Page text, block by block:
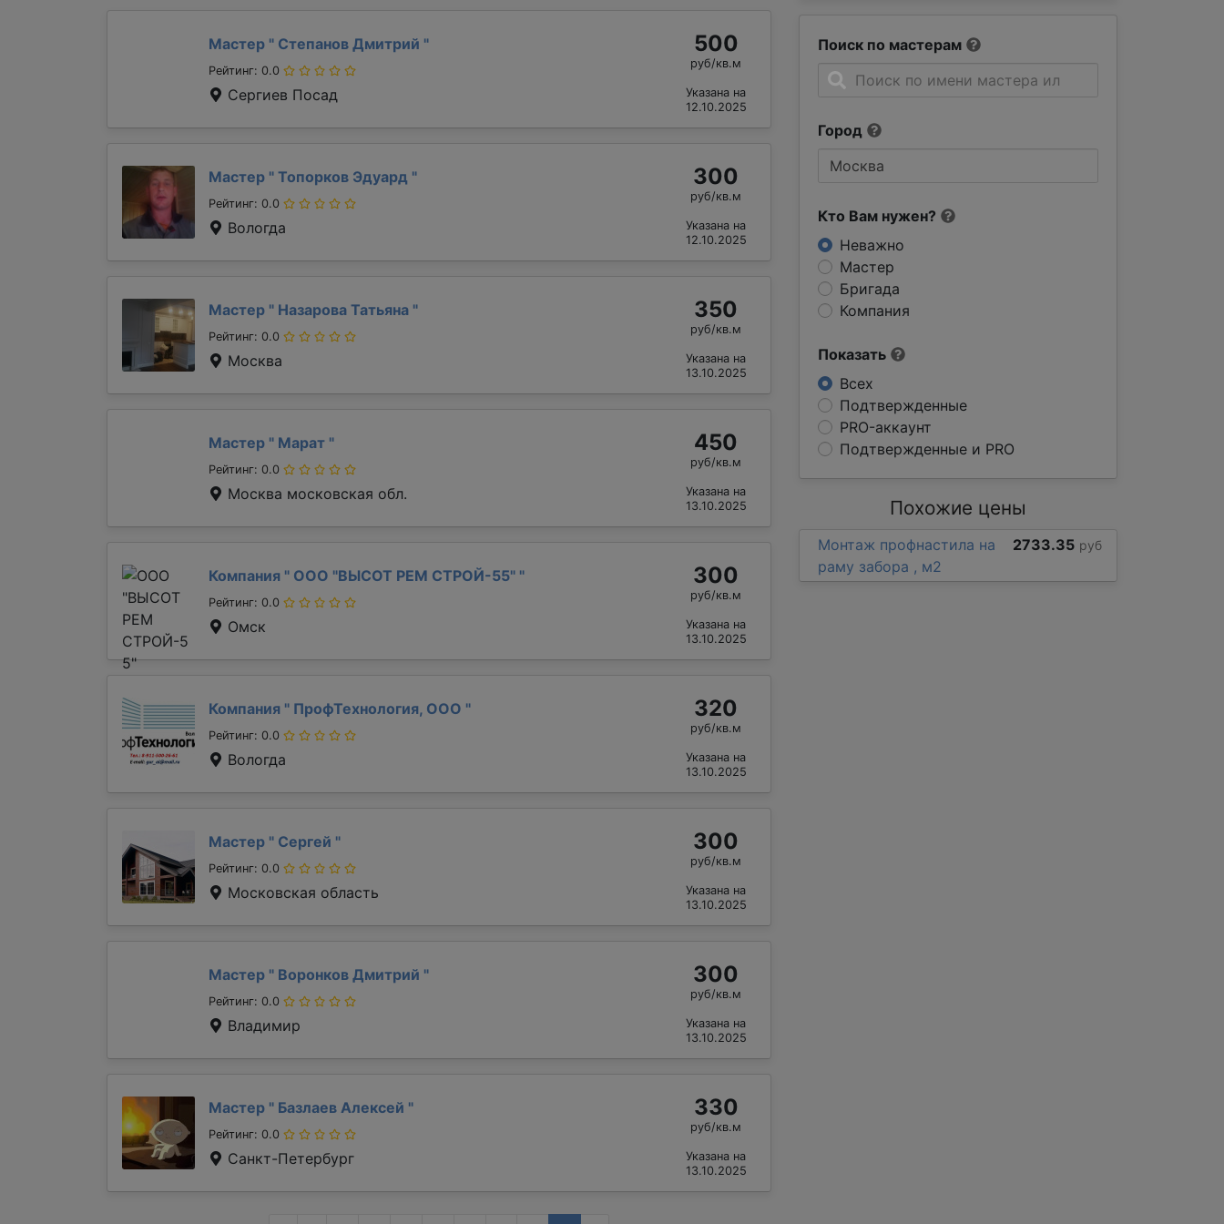
Поиск по мастерам
Город
Кто Вам нужен?
Неважно
Мастер
Бригада
Компания
Показать
Всех
Подтвержденные
PRO-аккаунт
Подтвержденные и PRO
Мастер " Степанов Дмитрий "
Рейтинг: 0.0
Сергиев Посад
500
руб/кв.м
Указана на
12.10.2025
Мастер " Топорков Эдуард "
Рейтинг: 0.0
Вологда
300
руб/кв.м
Указана на
12.10.2025
Мастер " Назарова Татьяна "
Рейтинг: 0.0
Москва
350
руб/кв.м
Указана на
13.10.2025
Мастер " Марат "
Рейтинг: 0.0
Москва московская обл.
450
руб/кв.м
Указана на
13.10.2025
Компания " ООО "ВЫСОТ РЕМ СТРОЙ-55" "
Рейтинг: 0.0
Омск
300
руб/кв.м
Указана на
13.10.2025
Компания " ПрофТехнология, ООО "
Рейтинг: 0.0
Вологда
320
руб/кв.м
Указана на
13.10.2025
Мастер " Сергей "
Рейтинг: 0.0
Московская область
300
руб/кв.м
Указана на
13.10.2025
Мастер " Воронков Дмитрий "
Рейтинг: 0.0
Владимир
300
руб/кв.м
Указана на
13.10.2025
Мастер " Базлаев Алексей "
Рейтинг: 0.0
Санкт-Петербург
330
руб/кв.м
Указана на
13.10.2025
Похожие цены
Монтаж профнастила на
раму забора , м2
2733.35 руб